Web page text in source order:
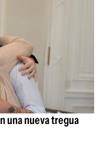
una nueva tregua